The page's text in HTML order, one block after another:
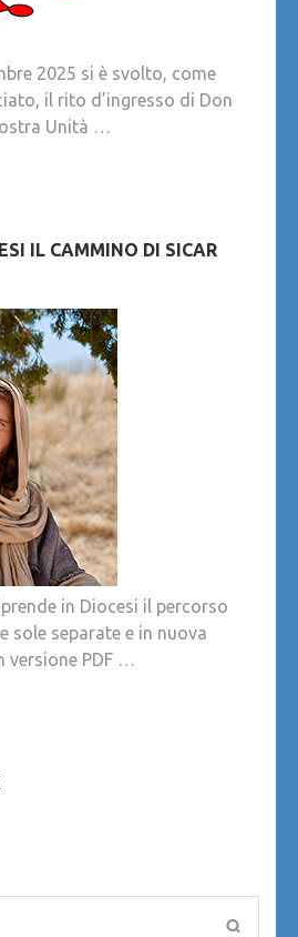
2025 si è svolto, come
il rito d’ingresso di Don
Unità …
IL CAMMINO DI SICAR
in Diocesi il percorso
sole separate e in nuova
versione PDF …